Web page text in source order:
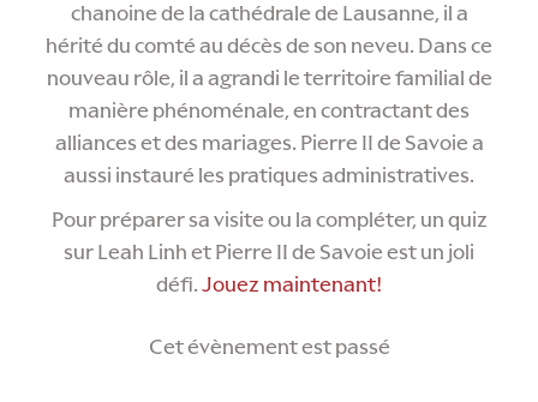
chanoine de la cathédrale de Lausanne, il a
hérité du comté au décès de son neveu. Dans ce
nouveau rôle, il a agrandi le territoire familial de
manière phénoménale, en contractant des
alliances et des mariages. Pierre II de Savoie a
aussi instauré les pratiques administratives.
Pour préparer sa visite ou la compléter, un quiz
sur Leah Linh et Pierre II de Savoie est un joli
défi. Jouez maintenant!
Cet évènement est passé